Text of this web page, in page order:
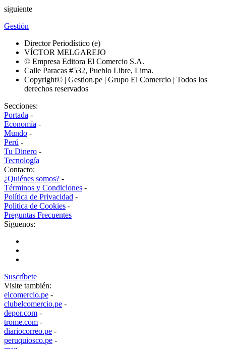
siguiente
Gestión
Director Periodístico (e)
VÍCTOR MELGAREJO
© Empresa Editora El Comercio S.A.
Calle Paracas #532, Pueblo Libre, Lima.
Copyright© | Gestion.pe | Grupo El Comercio | Todos los
derechos reservados
Secciones:
Portada -
Economía -
Mundo -
Perú -
Tu Dinero -
Tecnología
Contacto:
¿Quiénes somos? -
Términos y Condiciones -
Política de Privacidad -
Politica de Cookies -
Preguntas Frecuentes
Síguenos:
Suscríbete
Visite también:
elcomercio.pe -
clubelcomercio.pe -
depor.com -
trome.com -
diariocorreo.pe -
peruquiosco.pe -